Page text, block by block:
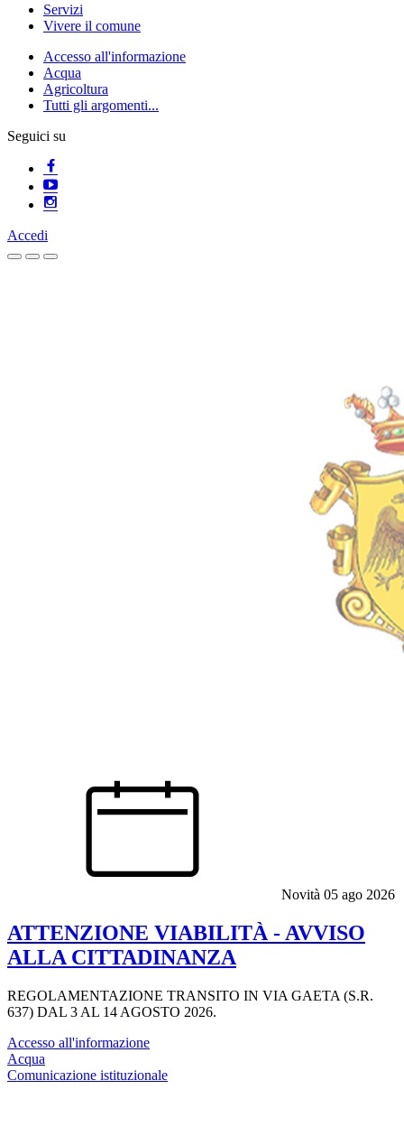
Servizi
Vivere il comune
Accesso all'informazione
Acqua
Agricoltura
Tutti gli argomenti...
Seguici su
Accedi
Homepage
Novità 05 ago 2026
ATTENZIONE VIABILITÀ - AVVISO
ALLA CITTADINANZA
REGOLAMENTAZIONE TRANSITO IN VIA GAETA (S.R.
637) DAL 3 AL 14 AGOSTO 2026.
Accesso all'informazione
Acqua
Comunicazione istituzionale